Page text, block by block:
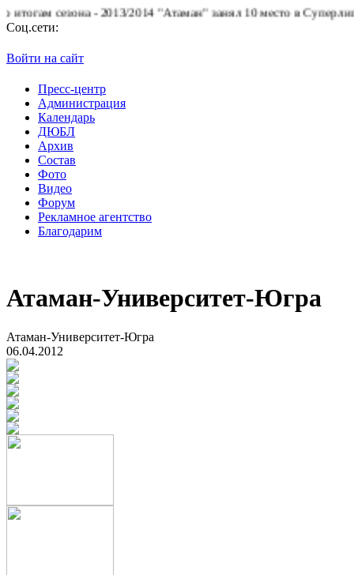
сезона - 2013/2014 "Атаман" занял 10 место в Суперлиге.БК
Соц.сети:
Войти на сайт
Пресс-центр
Администрация
Календарь
ДЮБЛ
Архив
Состав
Фото
Видео
Форум
Рекламное агентство
Благодарим
Атаман-Университет-Югра
Атаман-Университет-Югра
06.04.2012